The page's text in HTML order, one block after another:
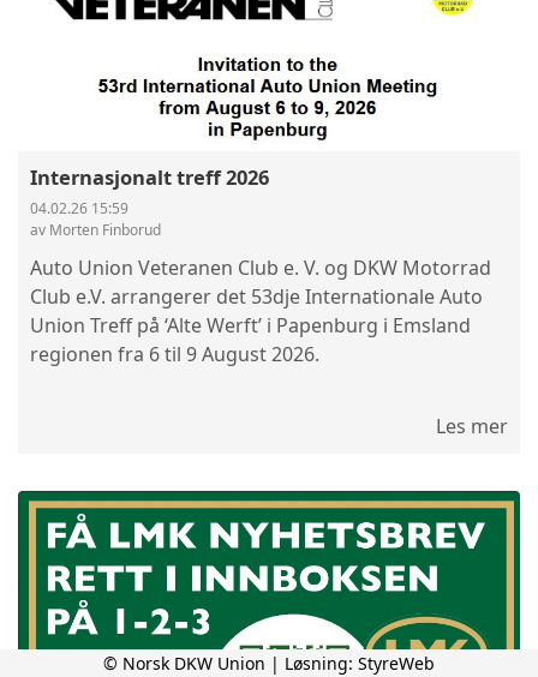
Internasjonalt treff 2026
04.02.26 15:59
av Morten Finborud
Auto Union Veteranen Club e. V. og DKW Motorrad
Club e.V. arrangerer det 53dje Internationale Auto
Union Treff på ‘Alte Werft’ i Papenburg i Emsland
regionen fra 6 til 9 August 2026.
Les mer
© Norsk DKW Union | Løsning: StyreWeb